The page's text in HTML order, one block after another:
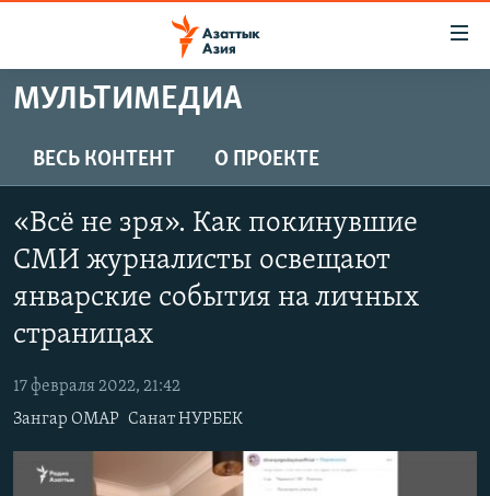
Вернуться
содержанию
главной
Вернутся
ЦЕНТРАЛЬНАЯ АЗИЯ
КАЗАХСТАН
УЗБЕКИСТАН
ТАДЖИКИСТАН
НОВОСТИ
НА ДРУГИХ ЯЗЫКАХ
КЫРГЫЗЧА
ЎЗБЕКЧА
ТОҶИКӢ
TÜRKMENÇE
ПОДПИШИТЕСЬ НА НАС В СОЦСЕТЯХ
Все сайты РСЕ/РС
МУЛЬТИМЕДИА
ВЕСЬ КОНТЕНТ О ПРОЕКТЕ
«Всё не зря». Как покинувшие
СМИ журналисты освещают
январские события на личных
страницах
17 февраля 2022, 21:42
Зангар ОМАР Санат НУРБЕК